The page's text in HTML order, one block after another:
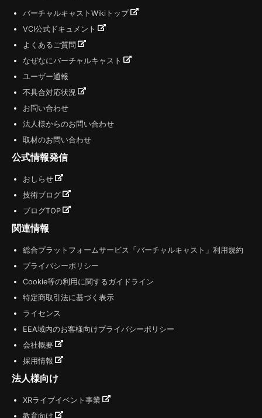
バーチャルキャストWikiトップ
VCI公式ドキュメント
よくあるご質問
なぜなにバーチャルキャスト
ユーザー通報
不具合対応状況
お問い合わせ
法人様からのお問い合わせ
取材のお問い合わせ
公式情報発信
おしらせ
技術ブログ
ブログTOP
関連情報
総合プラットフォームサービス「バーチャルキャスト」利用規約
プライバシーポリシー
Cookie等の利用に関するガイドライン
特定商取引法に基づく表示
ライセンス
EEA域内のお客様向けプライバシーポリシー
会社概要
採用情報
法人様向け
XRライブイベント事業
教育向け